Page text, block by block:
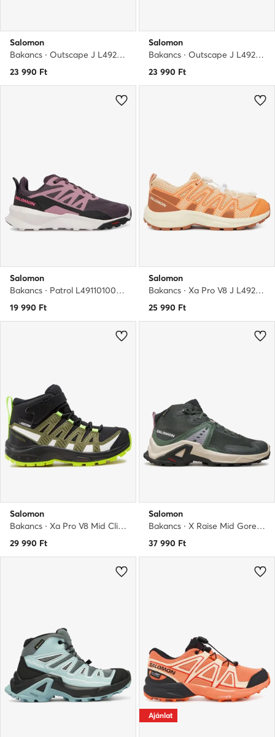
Salomon
Bakancs · Outscape J L49213100 · Kék
23 990 Ft
Salomon
Bakancs · Outscape J L49205500 · Szürke
23 990 Ft
Salomon
Bakancs · Patrol L49110100 · Lila
19 990 Ft
Salomon
Bakancs · Xa Pro V8 J L49217400 · Barna
25 990 Ft
Salomon
Bakancs · Xa Pro V8 Mid Climasalomon™ Waterproof L47289600 · Fekete
29 990 Ft
Salomon
Bakancs · X Raise Mid Gore-Tex L47458100 · Zöld
37 990 Ft
Ajánlat